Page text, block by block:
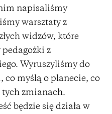
napisaliśmy
warsztaty z
widzów, które
pedagożki z
Wyruszyliśmy do
co myślą o planecie, co
tych zmianach.
będzie się działa w